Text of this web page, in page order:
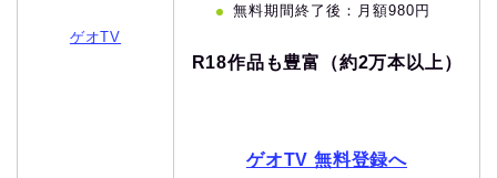
ゲオTV
無料期間終了後：月額980円
R18作品も豊富（約2万本以上）
ゲオTV 無料登録へ